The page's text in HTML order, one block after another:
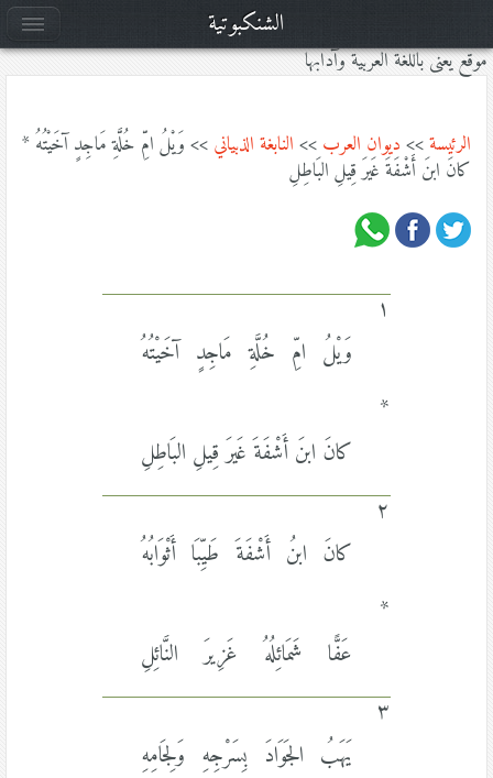
موقع يعنى باللغة العربية وآدابها
الرئيسة>> ديوان العرب >> النابغة الذبياني >> وَيْلُ امِّ خُلَّةِ مَاجِدٍ آخَيْتُهُ *
كانَ ابنَ أَشْفَةَ غَيرَ قِيلِ البَاطِلِ
١
وَيْلُ امِّ خُلَّةِ مَاجِدٍ آخَيْتُهُ
*
كانَ ابنَ أَشْفَةَ غَيرَ قِيلِ البَاطِلِ
٢
كانَ ابنُ أَشْفَةَ طَيِّبَا أَثْوَابُهُ
*
عَفًّا شَمَائِلُهُ غَزِيرَ النَّائِلِ
٣
يَهَبُ الجَوَادَ بِسَرْجِهِ وَلِجَامِهِ
الشنكبوتية